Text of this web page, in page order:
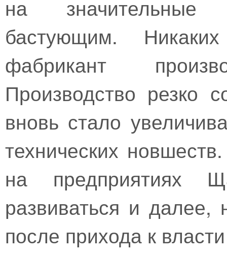
на значительные
бастующим.
фабрикант
Производство резко
вновь стало
технических
на предприятиях
развиваться и
после прихода к